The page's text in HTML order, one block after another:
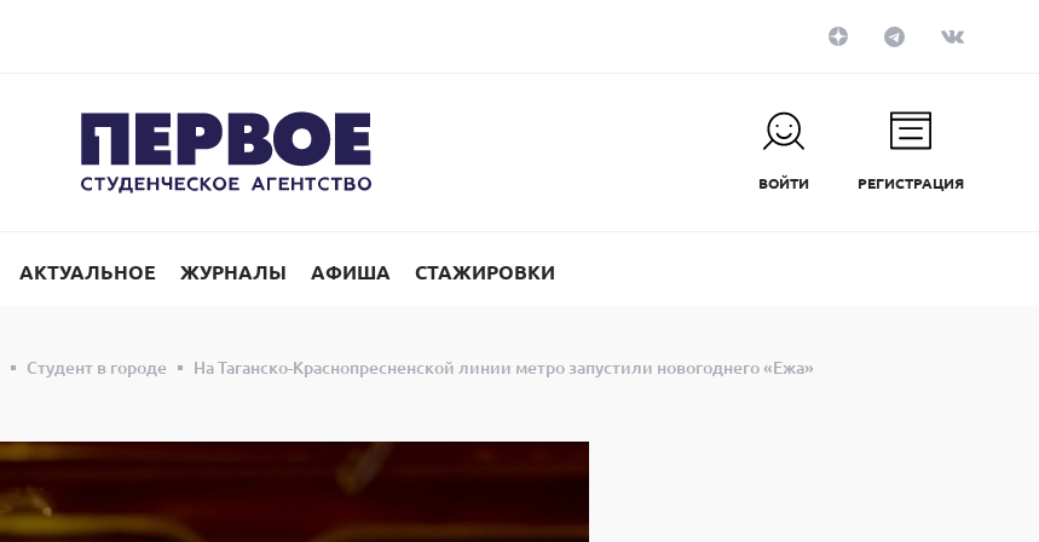
ВОЙТИ РЕГИСТРАЦИЯ
АКТУАЛЬНОЕ ЖУРНАЛЫ АФИША СТАЖИРОВКИ
Студент в городе На Таганско-Краснопресненской линии метро запустили новогоднего «Ежа»